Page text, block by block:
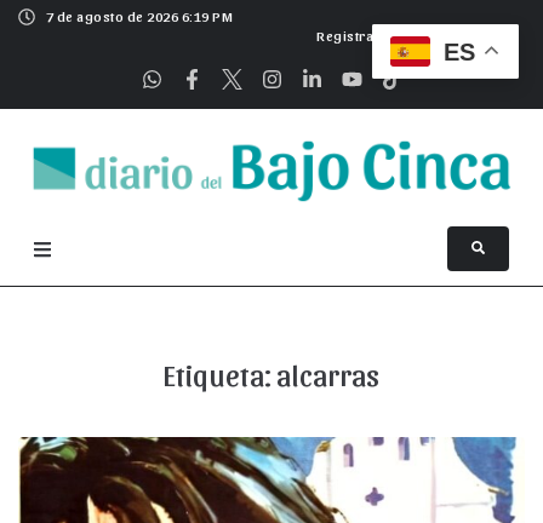
7 de agosto de 2026 6:19 PM
Registrarse
Etiqueta: alcarras
ES